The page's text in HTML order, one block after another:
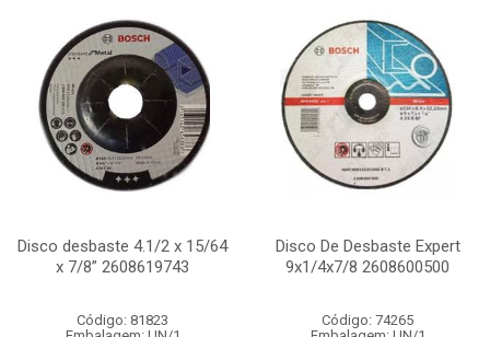
Disco desbaste 4.1/2 x 15/64
x 7/8” 2608619743
Código: 81823
Disco De Desbaste Expert
9x1/4x7/8 2608600500
Código: 74265